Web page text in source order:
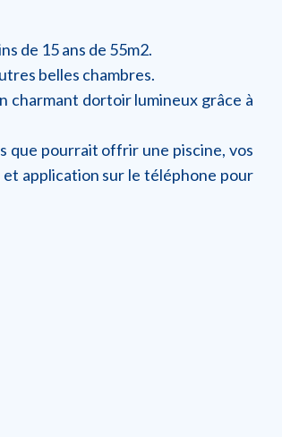
de 15 ans de 55m2.
belles chambres.
charmant dortoir lumineux grâce à
que pourrait offrir une piscine, vos
application sur le téléphone pour